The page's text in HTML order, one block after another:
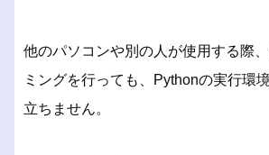
他のパソコンや別の人が使用する際
ミングを行っても、Pythonの実行環
立ちません。